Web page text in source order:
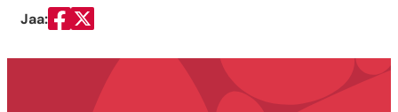
Jaa:
Jaa Facebookissa
Jaa Twitterissä